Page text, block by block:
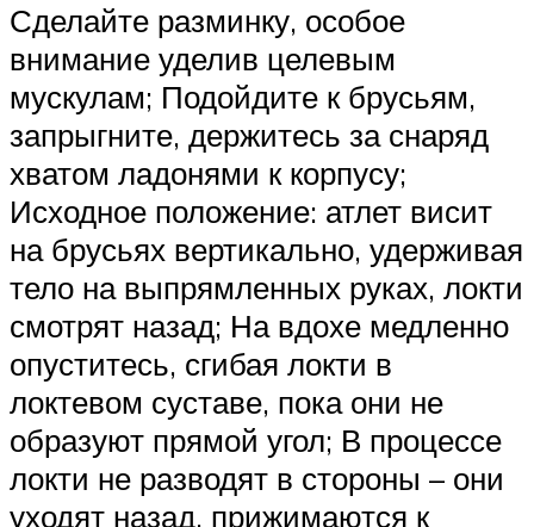
Сделайте разминку, особое
внимание уделив целевым
мускулам; Подойдите к брусьям,
запрыгните, держитесь за снаряд
хватом ладонями к корпусу;
Исходное положение: атлет висит
на брусьях вертикально, удерживая
тело на выпрямленных руках, локти
смотрят назад; На вдохе медленно
опуститесь, сгибая локти в
локтевом суставе, пока они не
образуют прямой угол; В процессе
локти не разводят в стороны – они
уходят назад, прижимаются к